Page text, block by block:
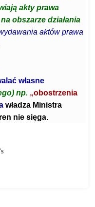
akty prawa
obszarze działania
aktów prawa
własne
np. „obostrzenia
władza Ministra
nie sięga.